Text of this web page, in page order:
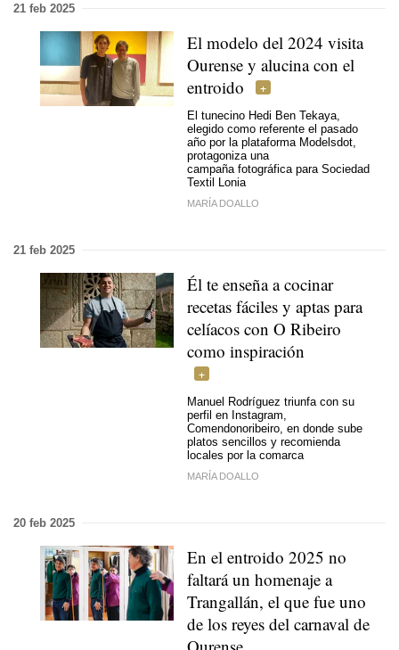
21 feb 2025
El modelo del 2024 visita
Ourense y alucina con el
entroido
El tunecino Hedi Ben Tekaya,
elegido como referente el pasado
año por la plataforma Modelsdot,
protagoniza una
campaña fotográfica para Sociedad
Textil Lonia
MARÍA DOALLO
21 feb 2025
Él te enseña a cocinar
recetas fáciles y aptas para
celíacos con O Ribeiro
como inspiración
Manuel Rodríguez triunfa con su
perfil en Instagram,
Comendonoribeiro, en donde sube
platos sencillos y recomienda
locales por la comarca
MARÍA DOALLO
20 feb 2025
En el entroido 2025 no
faltará un homenaje a
Trangallán, el que fue uno
de los reyes del carnaval de
Ourense